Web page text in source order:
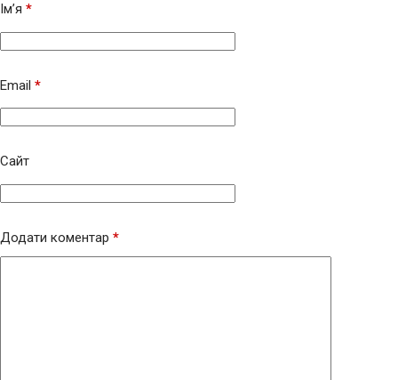
Ім’я *
Email *
Сайт
Додати коментар *